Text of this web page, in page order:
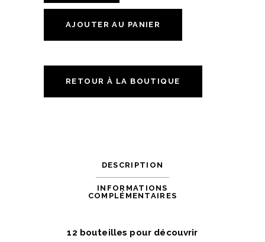
Château
DillonAJOUTER AU PANIER
RETOUR À LA BOUTIQUE
DESCRIPTION
INFORMATIONS
COMPLÉMENTAIRES
12 bouteilles pour découvrir